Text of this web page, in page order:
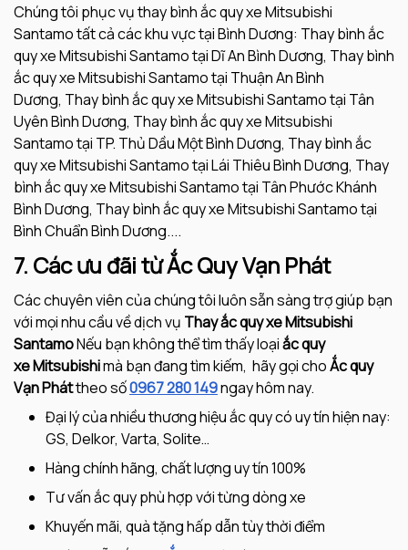
Chúng tôi phục vụ thay bình ắc quy xe Mitsubishi
Santamo tất cả các khu vực tại Bình Dương: Thay bình ắc
quy xe Mitsubishi Santamo tại Dĩ An Bình Dương, Thay bình
ắc quy xe Mitsubishi Santamo tại Thuận An Bình
Dương, Thay bình ắc quy xe Mitsubishi Santamo tại Tân
Uyên Bình Dương, Thay bình ắc quy xe Mitsubishi
Santamo tại TP. Thủ Dầu Một Bình Dương, Thay bình ắc
quy xe Mitsubishi Santamo tại Lái Thiêu Bình Dương, Thay
bình ắc quy xe Mitsubishi Santamo tại Tân Phước Khánh
Bình Dương, Thay bình ắc quy xe Mitsubishi Santamo tại
Bình Chuẩn Bình Dương....
7. Các ưu đãi từ Ắc Quy Vạn Phát
Các chuyên viên của chúng tôi luôn sẵn sàng trợ giúp bạn
với mọi nhu cầu về dịch vụ Thay ắc quy xe Mitsubishi
SantamoNếu bạn không thể tìm thấy loạiắc quy
xe Mitsubishimà bạn đang tìm kiếm, hãy gọi choẮc quy
Vạn Pháttheo số0967 280 149ngay hôm nay.
Đại lý của nhiều thương hiệu ắc quy có uy tín hiện nay:
GS, Delkor, Varta, Solite…
Hàng chính hãng, chất lượng uy tín 100%
Tư vấn ắc quy phù hợp với từng dòng xe
Khuyến mãi, quà tặng hấp dẫn tùy thời điểm